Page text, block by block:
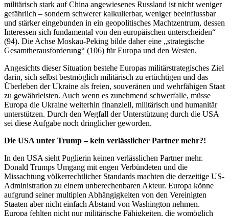
militärisch stark auf China angewiesenes Russland ist nicht weniger
gefährlich – sondern schwerer kalkulierbar, weniger beeinflussbar
und stärker eingebunden in ein geopolitisches Machtzentrum, dessen
Interessen sich fundamental von den europäischen unterscheiden“
(94). Die Achse Moskau-Peking bilde daher eine „strategische
Gesamtherausforderung“ (106) für Europa und den Westen.
Angesichts dieser Situation bestehe Europas militärstrategisches Ziel
darin, sich selbst bestmöglich militärisch zu ertüchtigen und das
Überleben der Ukraine als freien, souveränen und wehrfähigen Staat
zu gewährleisten. Auch wenn es zunehmend schwerfalle, müsse
Europa die Ukraine weiterhin finanziell, militärisch und humanitär
unterstützen. Durch den Wegfall der Unterstützung durch die USA
sei diese Aufgabe noch dringlicher geworden.
Die USA unter Trump – kein verlässlicher Partner mehr?!
In den USA sieht Puglierin keinen verlässlichen Partner mehr.
Donald Trumps Umgang mit engen Verbündeten und die
Missachtung völkerrechtlicher Standards machten die derzeitige US-
Administration zu einem unberechenbaren Akteur. Europa könne
aufgrund seiner multiplen Abhängigkeiten von den Vereinigten
Staaten aber nicht einfach Abstand von Washington nehmen.
Europa fehlten nicht nur militärische Fähigkeiten, die womöglich